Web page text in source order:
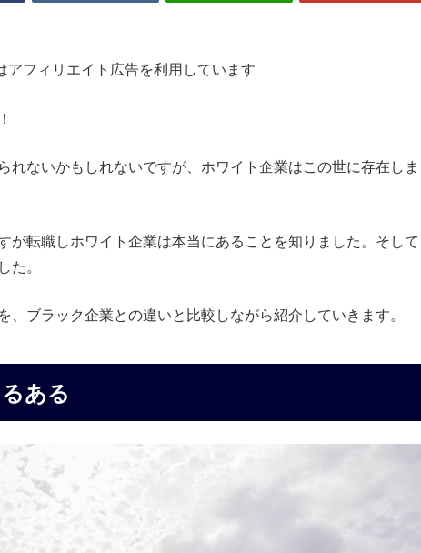
アフィリエイト広告を利用しています
れないかもしれないですが、ホワイト企業はこの世に存在しま
が転職しホワイト企業は本当にあることを知りました。そして
た。
ブラック企業との違いと比較しながら紹介していきます。
ある